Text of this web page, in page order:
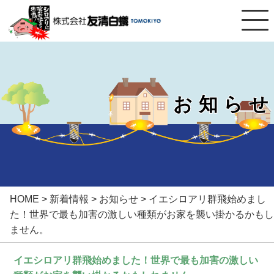
お知らせ
HOME > 新着情報 > お知らせ > イエシロアリ群飛始めまし
た！世界で最も加害の激しい種類がお家を襲い掛かるかも
ません。
イエシロアリ群飛始めました！世界で最も加害の激しい